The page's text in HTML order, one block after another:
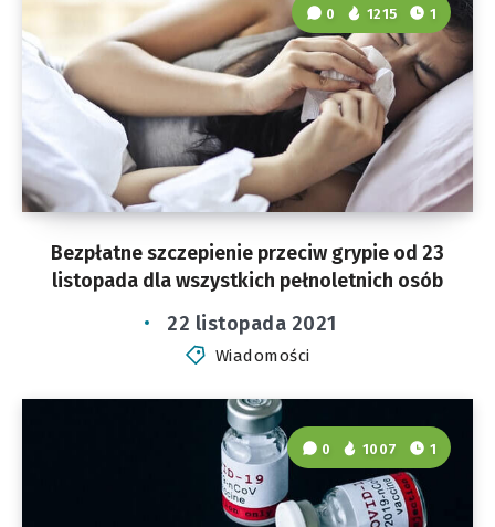
Bezpłatne szczepienie przeciw grypie od 23
listopada dla wszystkich pełnoletnich osób
0 1215 1
22 listopada 2021
Wiadomości
0 1007 1